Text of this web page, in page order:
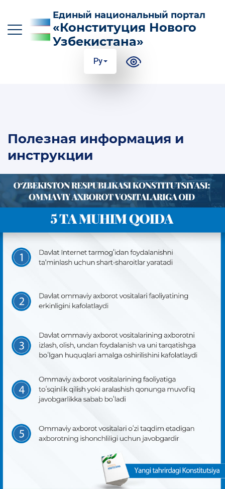
КОНСТИТУЦИЮ
СУТЬ И ЗНАЧЕНИЕ КОНСТИТУЦИИ
ПОЛЕЗНАЯ ИНФОРМАЦИЯ И ИНСТРУКЦИИ
100 ОТВЕТОВ НА 100 ВОПРОСОВ
СЛОВАРЬ КОНСТИТУЦИОННЫХ ТЕРМИНОВ
ИЗУЧАЕМ КОНСТИТУЦИЮ
Единый национальный портал
«Конституция Нового
Узбекистана»
Ру
Полезная информация и
инструкции